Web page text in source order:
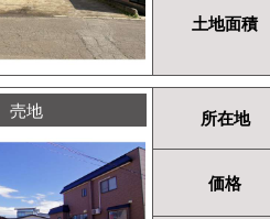
土地面積
売地 所在地
価格